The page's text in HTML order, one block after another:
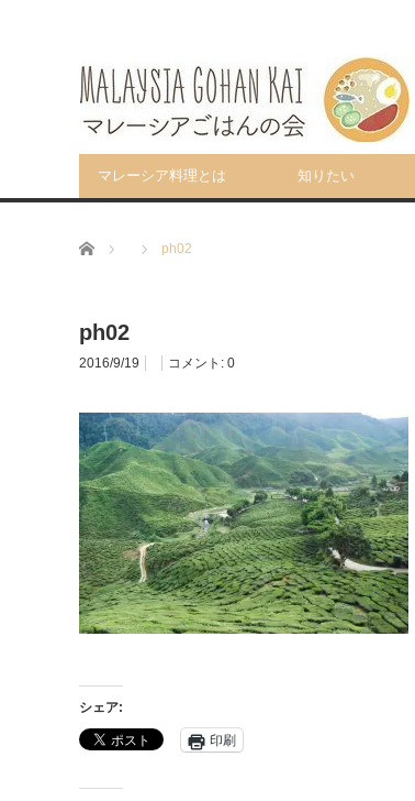
マレーシア料理とは 知りたい
ホーム ph02
ph02
2016/9/19 コメント: 0
シェア:
印刷